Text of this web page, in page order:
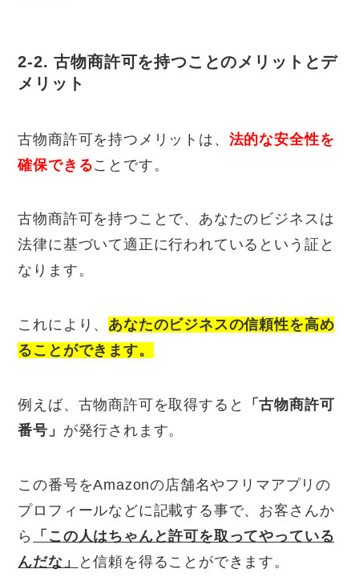
2-2. 古物商許可を持つことのメリットとデ
メリット
古物商許可を持つメリットは、 法的な安全性を
確保できることです。
古物商許可を持つことで、あなたのビジネスは
法律に基づいて適正に行われているという証と
なります。
これにより、 あなたのビジネスの信頼性を高め
ることができます。
例えば、古物商許可を取得すると
「古物商許可
番号」 が発行されます。
この番号をAmazonの店舗名やフリマアプリの
プロフィールなどに記載する事で、お客さんか
ら
「この人はちゃんと許可を取ってやっている
んだな」
と信頼を得ることができます。